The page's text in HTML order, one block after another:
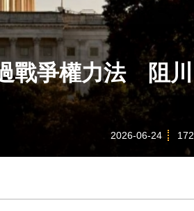
戰爭權力法 阻川
2026-06-24 172